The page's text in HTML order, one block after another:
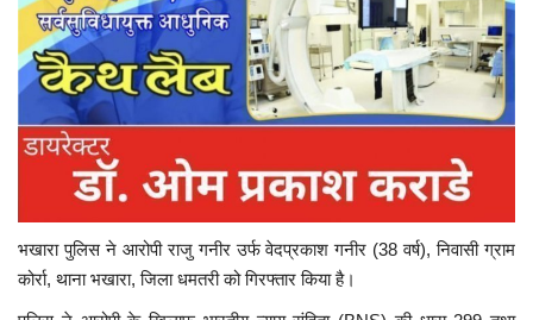
भखारा पुलिस ने आरोपी राजु गनीर उर्फ वेदप्रकाश गनीर (38 वर्ष), निवासी ग्राम
कोर्रा, थाना भखारा, जिला धमतरी को गिरफ्तार किया है।